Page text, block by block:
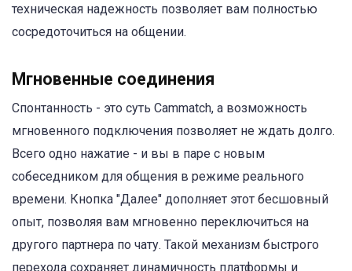
техническая надежность позволяет вам полностью
сосредоточиться на общении.
Мгновенные соединения
Спонтанность - это суть Cammatch, а возможность
мгновенного подключения позволяет не ждать долго.
Всего одно нажатие - и вы в паре с новым
собеседником для общения в режиме реального
времени. Кнопка "Далее" дополняет этот бесшовный
опыт, позволяя вам мгновенно переключиться на
другого партнера по чату. Такой механизм быстрого
перехода сохраняет динамичность платформы и